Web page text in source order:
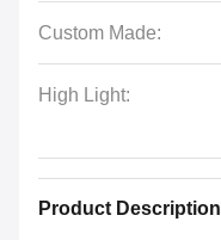
Custom Made:
High Light:
Product Description